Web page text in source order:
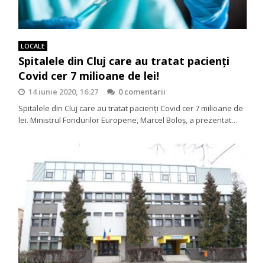
LOCALE
Spitalele din Cluj care au tratat pacienţi
Covid cer 7 milioane de lei!
14 iunie 2020, 16:27
0 comentarii
Spitalele din Cluj care au tratat pacienţi Covid cer 7 milioane de
lei. Ministrul Fondurilor Europene, Marcel Boloș, a prezentat…